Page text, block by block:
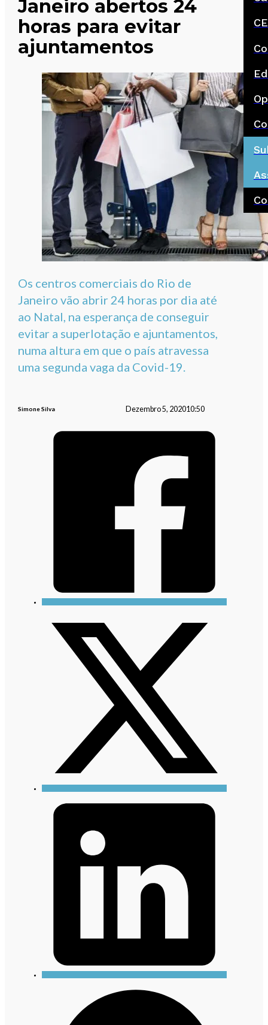
Janeiro abertos 24
horas para evitar
ajuntamentos
Os centros comerciais do Rio de
Janeiro vão abrir 24 horas por dia até
ao Natal, na esperança de conseguir
evitar a superlotação e ajuntamentos,
numa altura em que o país atravessa
uma segunda vaga da Covid-19.
Simone Silva Dezembro 5, 202010:50